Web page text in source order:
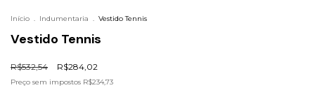
Início Indumentaria Vestido Tennis
Vestido Tennis
R$532,54 R$284,02
Preço sem impostos R$234,73